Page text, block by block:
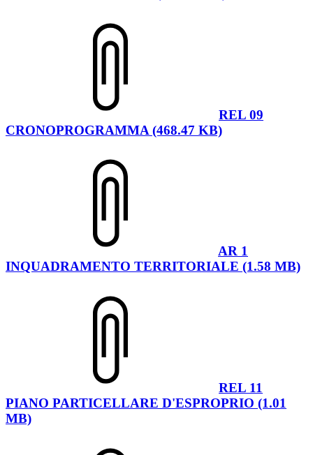
REL 09
CRONOPROGRAMMA (468.47 KB)
AR 1
INQUADRAMENTO TERRITORIALE (1.58 MB)
REL 11
PIANO PARTICELLARE D'ESPROPRIO (1.01
MB)